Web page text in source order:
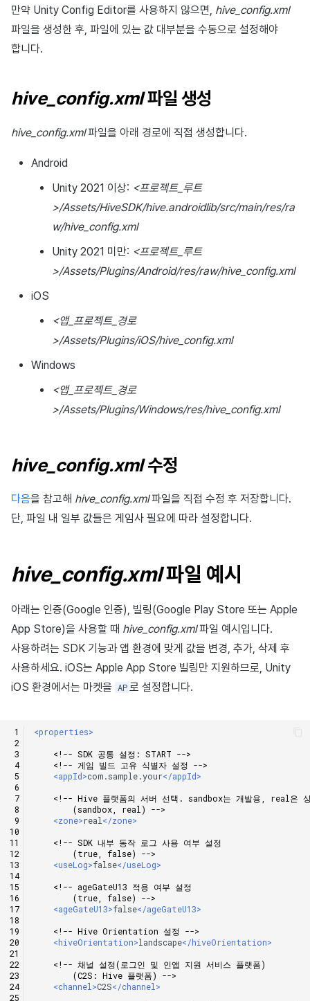
만약 Unity Config Editor를 사용하지 않으면, hive_config.xml
파일을 생성한 후, 파일에 있는 값 대부분을 수동으로 설정해야
합니다.
hive_config.xml파일 생성
hive_config.xml파일을 아래 경로에 직접 생성합니다.
Android
Unity 2021 이상: <프로젝트_루트
>/Assets/HiveSDK/hive.androidlib/src/main/res/ra
w/hive_config.xml
Unity 2021 미만: <프로젝트_루트
>/Assets/Plugins/Android/res/raw/hive_config.xml
iOS
<앱_프로젝트_경로
>/Assets/Plugins/iOS/hive_config.xml
Windows
<앱_프로젝트_경로
>/Assets/Plugins/Windows/res/hive_config.xml
hive_config.xml수정
다음을 참고해 hive_config.xml파일을 직접 수정 후 저장합니다.
단, 파일 내 일부 값들은 게임사 필요에 따라 설정합니다.
hive_config.xml파일 예시
아래는 인증(Google 인증), 빌링(Google Play Store 또는 Apple
App Store)을 사용할 때 hive_config.xml파일 예시입니다.
사용하려는 SDK 기능과 앱 환경에 맞게 값을 변경, 추가, 삭제 후
사용하세요. iOS는 Apple App Store 빌링만 지원하므로, Unity
iOS 환경에서는 마켓을
AP 로 설정합니다.
<properties>
<!-- SDK 공통 설정: START -->
<!-- 게임 빌드 고유 식별자 설정 -->
<appId>com.sample.your</appId>
<!-- Hive 플랫폼의 서버 선택. sandbox는 개발용, real은
        (sandbox, real) -->
<zone>real </zone>
<!-- SDK 내부 동작 로그 사용 여부 설정
        (true, false) -->
<useLog>false</useLog>
<!-- ageGateU13 적용 여부 설정
        (true, false) -->
<ageGateU13>false</ageGateU13>
<!-- Hive Orientation 설정 -->
<hiveOrientation>landscape</hiveOrientation>
<!-- 채널 설정(로그인 및 인앱 지원 서비스 플랫폼)
        (C2S: Hive 플랫폼) -->
<channel>C2S</channel>